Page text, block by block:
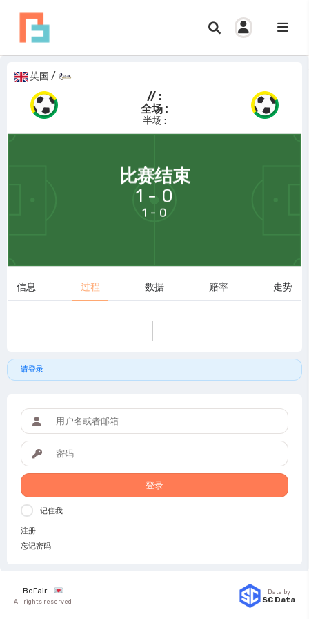
英国 /
// :
全场 :
半场 :
比赛结束
1 - 0
1 - 0
信息 过程 数据 赔率 走势
请登录
登录
记住我
注册
忘记密码
BeFair -
All rights reserved
Data by
SC Data